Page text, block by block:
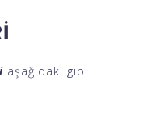
aşağıdaki gibi